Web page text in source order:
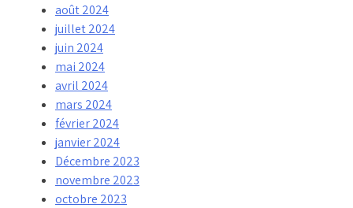
août 2024
juillet 2024
juin 2024
mai 2024
avril 2024
mars 2024
février 2024
janvier 2024
Décembre 2023
novembre 2023
octobre 2023